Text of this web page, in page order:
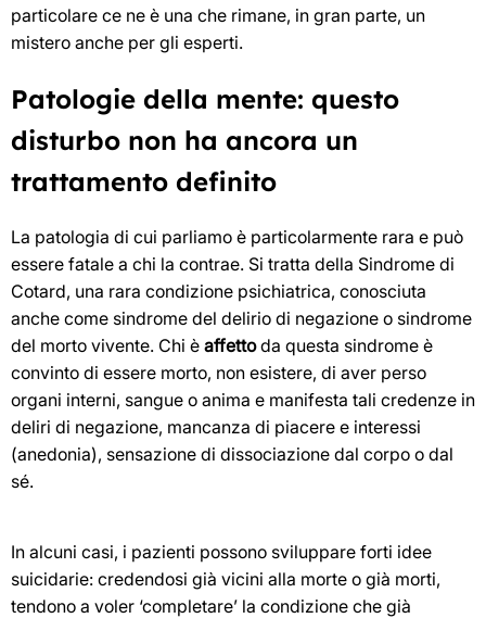
particolare ce ne è una che rimane, in gran parte, un
mistero anche per gli esperti.
Patologie della mente: questo
disturbo non ha ancora un
trattamento definito
La patologia di cui parliamo è particolarmente rara e può
essere fatale a chi la contrae. Si tratta della Sindrome di
Cotard, una rara condizione psichiatrica, conosciuta
anche come sindrome del delirio di negazione o sindrome
del morto vivente. Chi è affettoda questa sindrome è
convinto di essere morto, non esistere, di aver perso
organi interni, sangue o anima e manifesta tali credenze in
deliri di negazione, mancanza di piacere e interessi
(anedonia), sensazione di dissociazione dal corpo o dal
sé.
In alcuni casi, i pazienti possono sviluppare forti idee
suicidarie: credendosi già vicini alla morte o già morti,
tendono a voler ‘completare’ la condizione che già